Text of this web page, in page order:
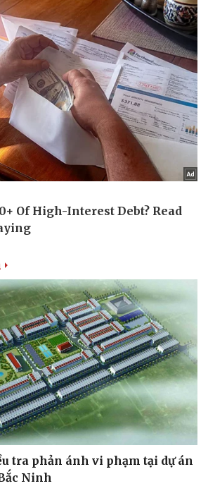
Ô tô - Xe máy
Ô tô
Xe máy
Tư vấn
tra phản ánh vi phạm tại dự án
Ninh